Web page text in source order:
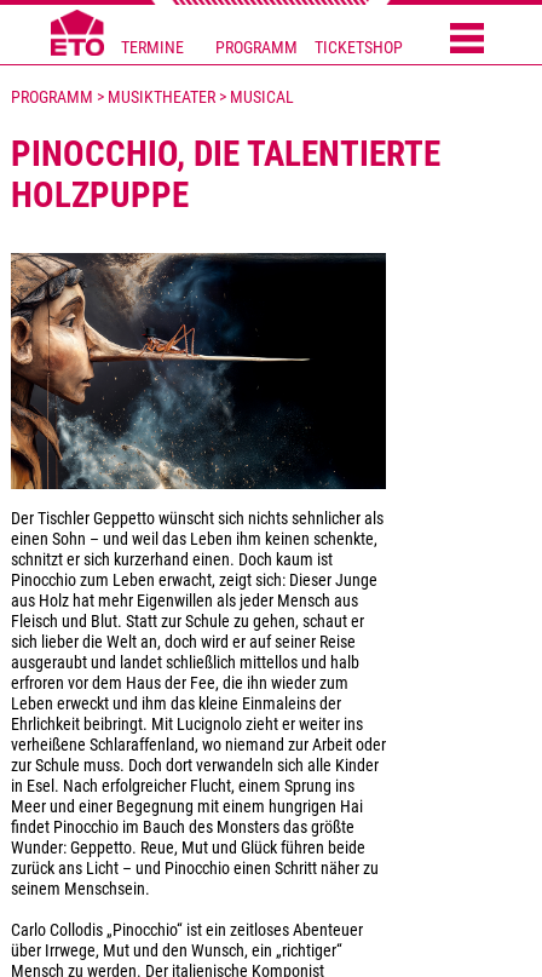
TERMINE PROGRAMM TICKETSHOP
PROGRAMM > MUSIKTHEATER > MUSICAL
PINOCCHIO, DIE TALENTIERTE
HOLZPUPPE
Der Tischler Geppetto wünscht sich nichts sehnlicher als
einen Sohn – und weil das Leben ihm keinen schenkte,
schnitzt er sich kurzerhand einen. Doch kaum ist
Pinocchio zum Leben erwacht, zeigt sich: Dieser Junge
aus Holz hat mehr Eigenwillen als jeder Mensch aus
Fleisch und Blut. Statt zur Schule zu gehen, schaut er
sich lieber die Welt an, doch wird er auf seiner Reise
ausgeraubt und landet schließlich mittellos und halb
erfroren vor dem Haus der Fee, die ihn wieder zum
Leben erweckt und ihm das kleine Einmaleins der
Ehrlichkeit beibringt. Mit Lucignolo zieht er weiter ins
verheißene Schlaraffenland, wo niemand zur Arbeit oder
zur Schule muss. Doch dort verwandeln sich alle Kinder
in Esel. Nach erfolgreicher Flucht, einem Sprung ins
Meer und einer Begegnung mit einem hungrigen Hai
findet Pinocchio im Bauch des Monsters das größte
Wunder: Geppetto. Reue, Mut und Glück führen beide
zurück ans Licht – und Pinocchio einen Schritt näher zu
seinem Menschsein.
Carlo Collodis „Pinocchio“ ist ein zeitloses Abenteuer
über Irrwege, Mut und den Wunsch, ein „richtiger“
Mensch zu werden. Der italienische Komponist